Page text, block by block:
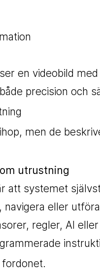
en videobild
precision och
men de
utrustning
att systemet
navigera eller
regler, AI eller